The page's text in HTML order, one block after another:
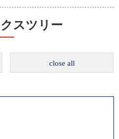
スツリー
close all